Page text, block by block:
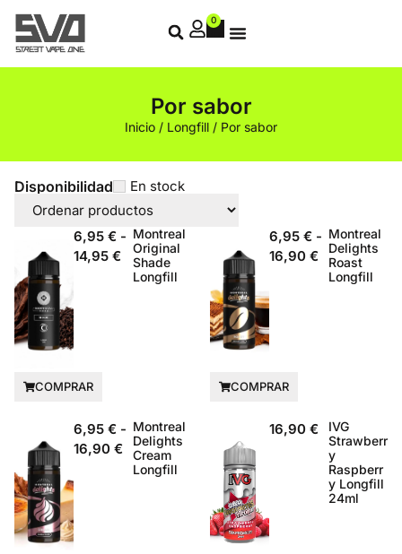
0
Por sabor
Inicio / Longfill / Por sabor
Disponibilidad En stock
6,95 € -
14,95 €
Montreal
Original
Shade
Longfill
COMPRAR
6,95 € -
16,90 €
Montreal
Delights
Roast
Longfill
COMPRAR
6,95 € -
16,90 €
Montreal
Delights
Cream
Longfill
16,90 €
IVG
Strawberr
y
Raspberr
y Longfill
24ml